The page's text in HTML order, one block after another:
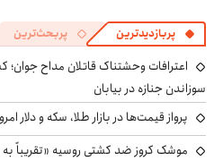
پربازدیدترین پربحث‌ترین
اعترافات وحشتناک قاتلان مداح
سوزاندن جنازه در بیابان
پرواز قیمت‌ها در بازار طلا، سکه و دلار امروز یکشنبه
موشک کروز ضد کشتی روسیه «تقریباً